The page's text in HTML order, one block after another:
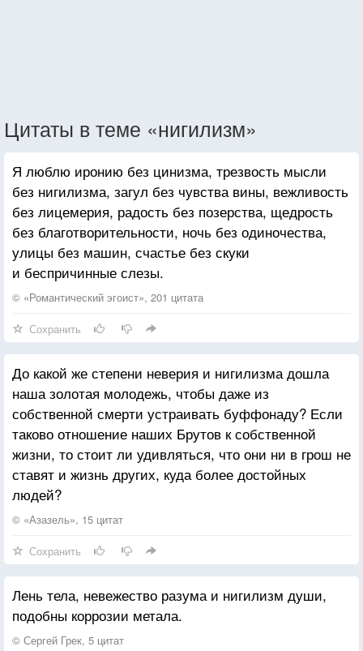
Цитаты в теме «нигилизм»
Я люблю иронию без цинизма, трезвость мысли
без нигилизма, загул без чувства вины, вежливость
без лицемерия, радость без позерства, щедрость
без благотворительности, ночь без одиночества,
улицы без машин, счастье без скуки
и беспричинные слезы.
© «Романтический эгоист», 201 цитата
Сохранить
До какой же степени неверия и нигилизма дошла
наша золотая молодежь, чтобы даже из
собственной смерти устраивать буффонаду? Если
таково отношение наших Брутов к собственной
жизни, то стоит ли удивляться, что они ни в грош не
ставят и жизнь других, куда более достойных
людей?
© «Азазель», 15 цитат
Сохранить
Лень тела, невежество разума и нигилизм души,
подобны коррозии метала.
© Сергей Грек, 5 цитат